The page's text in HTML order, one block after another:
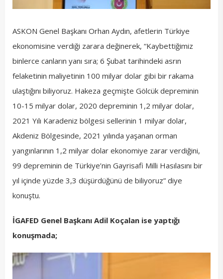
ASKON Genel Başkanı Orhan Aydın, afetlerin Türkiye
ekonomisine verdiği zarara değinerek, “Kaybettiğimiz
binlerce canların yanı sıra; 6 Şubat tarihindeki asrın
felaketinin maliyetinin 100 milyar dolar gibi bir rakama
ulaştığını biliyoruz. Hakeza geçmişte Gölcük depreminin
10-15 milyar dolar, 2020 depreminin 1,2 milyar dolar,
2021 Yılı Karadeniz bölgesi sellerinin 1 milyar dolar,
Akdeniz Bölgesinde, 2021 yılında yaşanan orman
yangınlarının 1,2 milyar dolar ekonomiye zarar verdiğini,
99 depreminin de Türkiye’nin Gayrisafi Milli Hasılasını bir
yıl içinde yüzde 3,3 düşürdüğünü de biliyoruz” diye
konuştu.
İGAFED Genel Başkanı Adil Koçalan ise yaptığı
konuşmada;